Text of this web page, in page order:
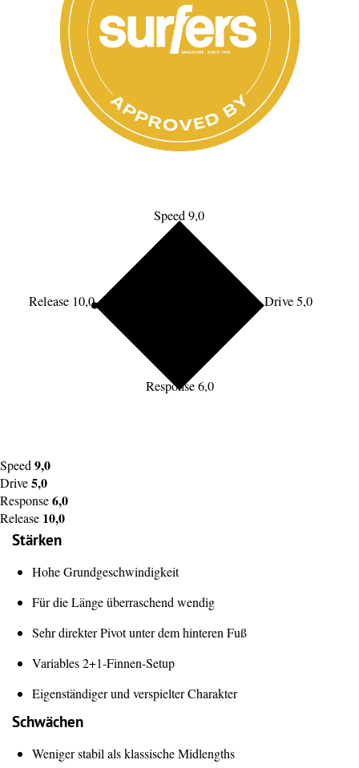
Speed 9,0
Drive 5,0
Response 6,0
Release 10,0
Speed 9,0
Drive5,0
Response6,0
Release 10,0
Stärken
Hohe Grundgeschwindigkeit
Für die Länge überraschend wendig
Sehr direkter Pivot unter dem hinteren Fuß
Variables 2+1-Finnen-Setup
Eigenständiger und verspielter Charakter
Schwächen
Weniger stabil als klassische Midlengths